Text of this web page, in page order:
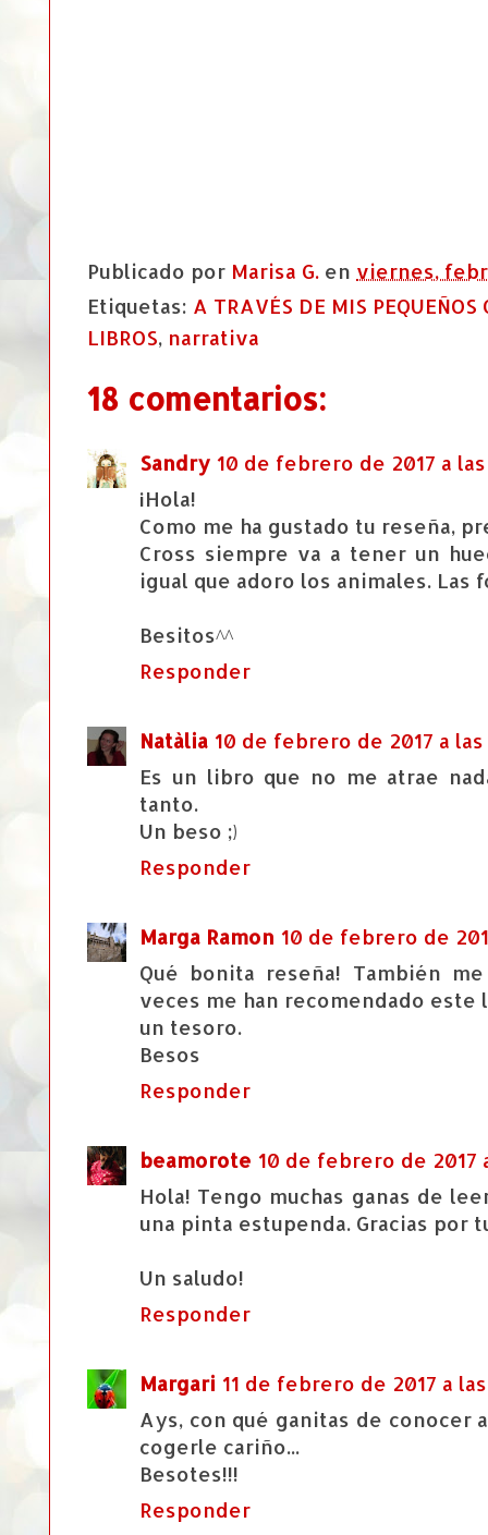
Publicado por Marisa G. en viernes,
Etiquetas: A TRAVÉS DE MIS PEQUEÑOS
LIBROS, narrativa
18 comentarios:
Sandry 10 de febrero de 2017 a
¡Hola!
Como me ha gustado tu reseña,
Cross siempre va a tener un
igual que adoro los animales. Las
Besitos^^
Responder
Natàlia 10 de febrero de 2017 a las
Es un libro que no me atrae
tanto.
Un beso ;)
Responder
Marga Ramon 10 de febrero de
Qué bonita reseña! También
veces me han recomendado
un tesoro.
Besos
Responder
beamorote 10 de febrero de 2017
Hola! Tengo muchas ganas de
una pinta estupenda. Gracias por
Un saludo!
Responder
Margari 11 de febrero de 2017 a
Ays, con qué ganitas de conocer
cogerle cariño...
Besotes!!!
Responder